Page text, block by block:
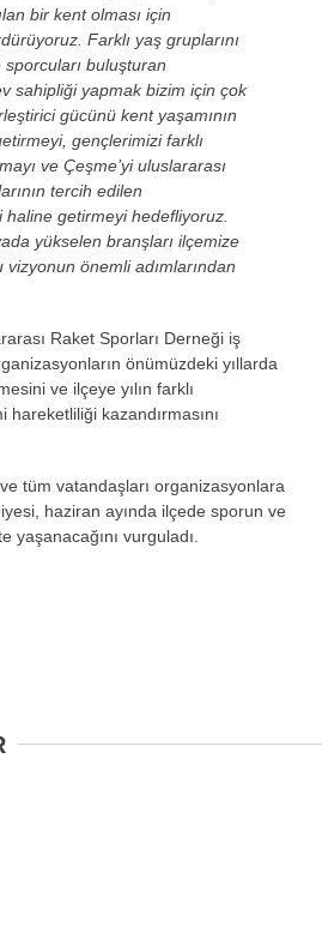
bir kent olması için
Farklı yaş gruplarını
buluşturan
sahipliği yapmak bizim için çok
gücünü kent yaşamının
gençlerimizi farklı
ve Çeşme’yi uluslararası
tercih edilen
getirmeyi hedefliyoruz.
yükselen branşları ilçemize
vizyonun önemli adımlarından
Raket Sporları Derneği iş
önümüzdeki yıllarda
ve ilçeye yılın farklı
kazandırmasını
tüm vatandaşları organizasyonlara
haziran ayında ilçede sporun ve
yaşanacağını vurguladı.